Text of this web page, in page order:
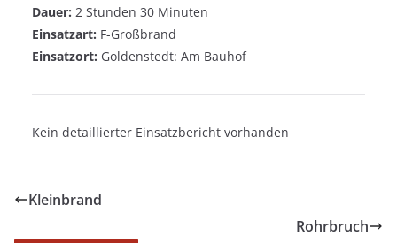
Dauer: 2 Stunden 30 Minuten
Einsatzart: F-Großbrand
Einsatzort: Goldenstedt: Am Bauhof
Kein detaillierter Einsatzbericht vorhanden
Kleinbrand
Rohrbruch